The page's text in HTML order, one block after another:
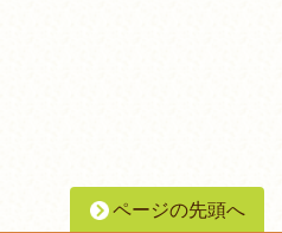
ページの先頭へ